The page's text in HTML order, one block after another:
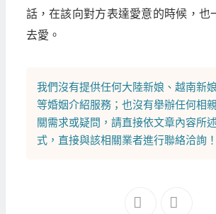
話，在該向對方表達愛意的時候，也
去愛。
我們沒有提供任何大陸新娘 、 越南新娘
等婚姻介紹服務；也沒有舉辦任何相
關需求或疑問，請直接依文章內容所
式，直接與該相關業者進行聯絡洽詢！